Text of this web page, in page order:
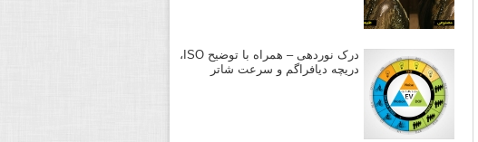
درک نوردهی – همراه با توضیح ISO،
دریچه دیافراگم و سرعت شاتر